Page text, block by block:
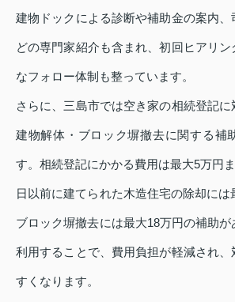
建物ドックによる診断や補助金の案内
どの専門家紹介も含まれ、初回ヒアリ
なフォロー体制も整っています。
さらに、三島市では空き家の相続登記に
建物解体・ブロック塀撤去に関する補
す。相続登記にかかる費用は最大5万円
日以前に建てられた木造住宅の除却には
ブロック塀撤去には最大18万円の補助
利用することで、費用負担が軽減され
すくなります。